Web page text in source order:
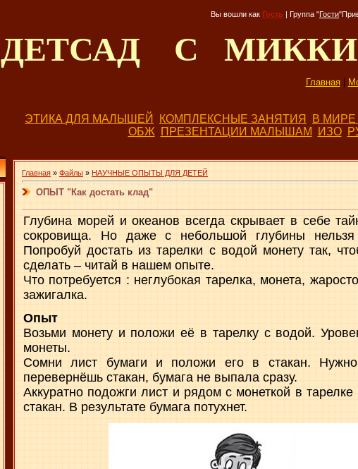
Вы вошли как Гость | Группа "Гости"
ДЕТСАД С
Главная|
ЭТИКА ДЛЯ МАЛЫШЕЙ КОМПЛЕКСНЫЕ ЗАНЯТИЯ В МИРЕ
ОБЖ
ПРЕЗЕНТАЦИИ МАЛЫШАМ ИЗО
Главная » Файлы » НАУЧНЫЕ ОПЫТЫ ДЛЯ ДЕТЕЙ
ОПЫТ "Как достать клад"
Глубина морей и океанов всегда скрывает в себе
сокровища. Но даже с небольшой глубины нельзя
Попробуй достать из тарелки с водой монету так,
сделать – читай в нашем опыте.
Что потребуется : неглубокая тарелка, монета,
зажигалка.
Опыт
Возьми монету и положи её в тарелку с водой.
монеты.
Сомни лист бумаги и положи его в стакан.
перевернёшь стакан, бумага не выпала сразу.
Аккуратно подожги лист и рядом с монеткой в
стакан. В результате бумага потухнет.